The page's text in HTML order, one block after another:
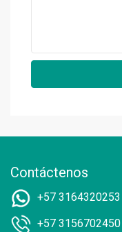
Contáctenos
+57 3164320253
+57 3156702450